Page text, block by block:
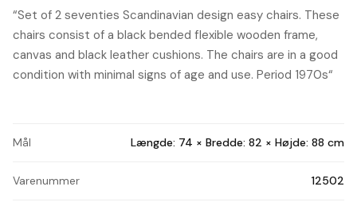
“Set of 2 seventies Scandinavian design easy chairs. These
chairs consist of a black bended flexible wooden frame,
canvas and black leather cushions. The chairs are in a good
condition with minimal signs of age and use. Period 1970s“
Mål Længde: 74 × Bredde: 82 × Højde: 88 cm
Varenummer 12502